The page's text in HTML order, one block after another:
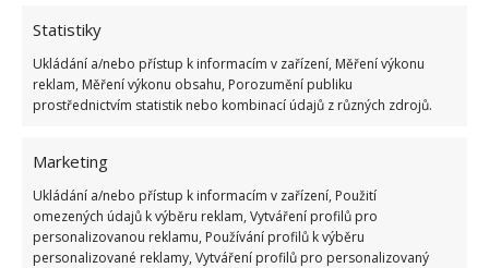
Statistiky
Ukládání a/nebo přístup k informacím v zařízení, Měření výkonu
reklam, Měření výkonu obsahu, Porozumění publiku
prostřednictvím statistik nebo kombinací údajů z různých zdrojů.
Marketing
Ukládání a/nebo přístup k informacím v zařízení, Použití
omezených údajů k výběru reklam, Vytváření profilů pro
personalizovanou reklamu, Používání profilů k výběru
personalizované reklamy, Vytváření profilů pro personalizovaný
Kdo je zažil, bez problému získá 12 ze 12 bodů
12.5.2026
dobrý přehled
23.6.2026